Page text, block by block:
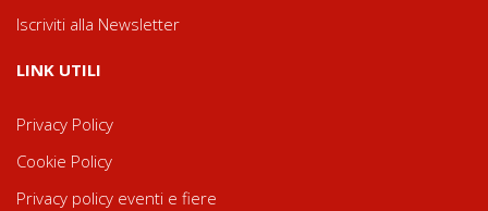
Iscriviti alla Newsletter
LINK UTILI
Privacy Policy
Cookie Policy
Privacy policy eventi e fiere